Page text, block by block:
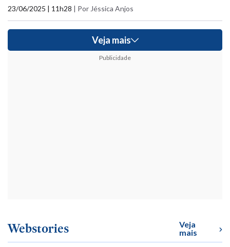
23/06/2025 | 11h28 | Por Jéssica Anjos
Veja mais
Publicidade
Webstories
Veja
mais